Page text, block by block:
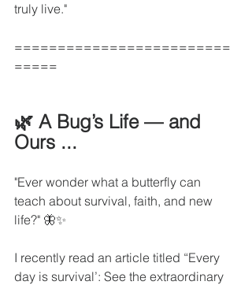
truly live."
=========================
=====
🌿 A Bug’s Life — and
Ours ...
"Ever wonder what a butterfly can
teach about survival, faith, and new
life?" 🦋✨
I recently read an article titled “Every
day is survival’: See the extraordinary